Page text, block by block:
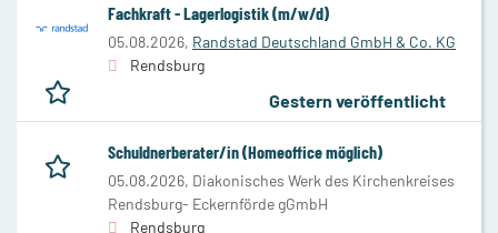
Fachkraft - Lagerlogistik (m/w/d)
05.08.2026, Randstad Deutschland GmbH & Co. KG
Rendsburg
Gestern veröffentlicht
Schuldnerberater/in (Homeoffice möglich)
05.08.2026, Diakonisches Werk des Kirchenkreises
Rendsburg- Eckernförde gGmbH
Rendsburg